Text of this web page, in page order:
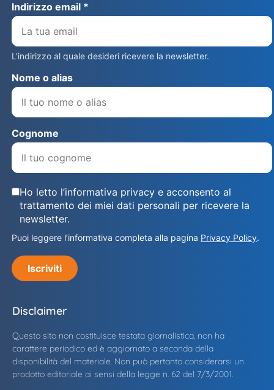
Indirizzo email *
L'indirizzo al quale desideri ricevere la newsletter.
Nome o alias
Cognome
Ho letto l’informativa privacy e acconsento al
trattamento dei miei dati personali per ricevere la
newsletter.
Puoi leggere l’informativa completa alla pagina Privacy Policy.
Iscriviti
Disclaimer
Questo sito non costituisce testata giornalistica, non ha
carattere periodico ed è aggiornato a seconda della
disponibilità del materiale. Non può pertanto considerarsi un
prodotto editoriale ai sensi della legge n. 62 del 7/3/2001.